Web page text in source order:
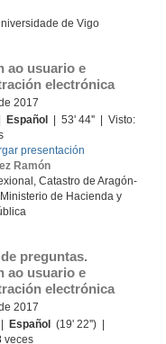
de Vigo
ao usuario e
electrónica
2017
Español
| 53' 44'' | Visto:
presentación
Ramón
Catastro de Aragón-
de Hacienda y
preguntas.
ao usuario e
electrónica
2017
Español
(19' 22'') |
veces